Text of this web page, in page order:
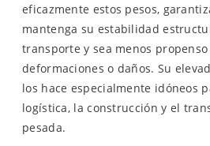
eficazmente estos pesos,
mantenga su estabilidad
transporte y sea menos
deformaciones o daños. Su
los hace especialmente idóneos
logística, la construcción y el
pesada.